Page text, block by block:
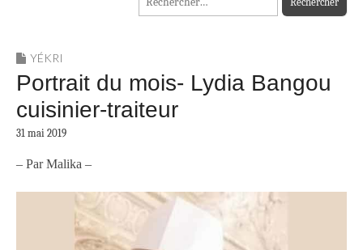
YÉKRI
Portrait du mois- Lydia Bangou
cuisinier-traiteur
31 mai 2019
– Par Malika –